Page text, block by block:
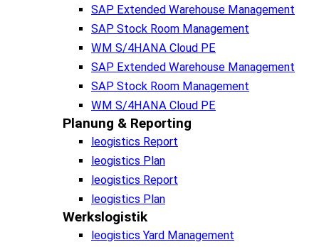
SAP Extended Warehouse Management
SAP Stock Room Management
WM S/4HANA Cloud PE
SAP Extended Warehouse Management
SAP Stock Room Management
WM S/4HANA Cloud PE
Planung & Reporting
leogistics Report
leogistics Plan
leogistics Report
leogistics Plan
Werkslogistik
leogistics Yard Management